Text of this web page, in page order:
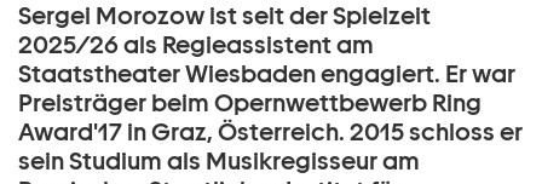
Sergei Morozow ist seit der Spielzeit
2025/26 als Regieassistent am
Staatstheater Wiesbaden engagiert. Er war
Preisträger beim Opernwettbewerb Ring
Award'17 in Graz, Österreich. 2015 schloss er
sein Studium als Musikregisseur am